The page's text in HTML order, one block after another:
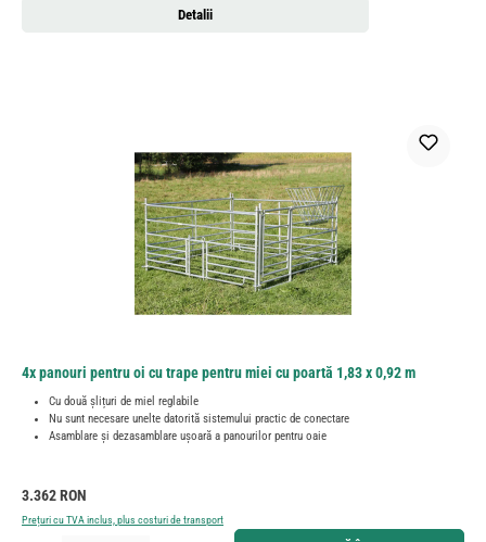
Detalii
4x panouri pentru oi cu trape pentru miei cu poartă 1,83 x 0,92 m
Cu două șlițuri de miel reglabile
Nu sunt necesare unelte datorită sistemului practic de conectare
Asamblare și dezasamblare ușoară a panourilor pentru oaie
Preț obișnuit:
3.362 RON
Prețuri cu TVA inclus, plus costuri de transport
Cantitate produs: Introduceți cantitatea dorită sau utilizați butoanele pentru a mări sau micșora